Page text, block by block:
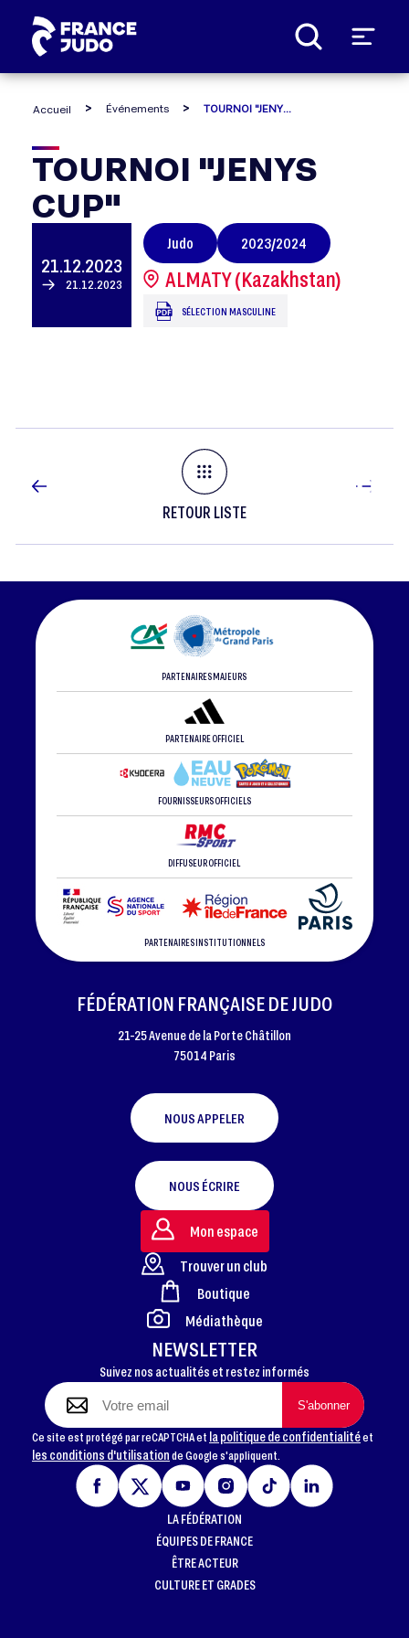
Accueil Événements TOURNOI "JENYS CUP"
TOURNOI
"JENYS
CUP"
TOURNOI "JENYS
CUP"
21.12.2023
21.12.2023
Judo 2023/2024
ALMATY (Kazakhstan)
SÉLECTION MASCULINE
RETOUR LISTE
PARTENAIRES MAJEURS
PARTENAIRE OFFICIEL
FOURNISSEURS OFFICIELS
DIFFUSEUR OFFICIEL
PARTENAIRES INSTITUTIONNELS
FOOTER
FÉDÉRATION FRANÇAISE DE JUDO
21-25 Avenue de la Porte Châtillon
75014 Paris
NOUS APPELER
NOUS ÉCRIRE
NEWSLETTER
Suivez nos actualités et restez informés
Ce site est protégé par reCAPTCHA et la politique de confidentialitéet
les conditions d'utilisationde Google s'appliquent.
Mon espace
Trouver un club
Boutique
Médiathèque
LA FÉDÉRATION
ÉQUIPES DE FRANCE
ÊTRE ACTEUR
CULTURE ET GRADES